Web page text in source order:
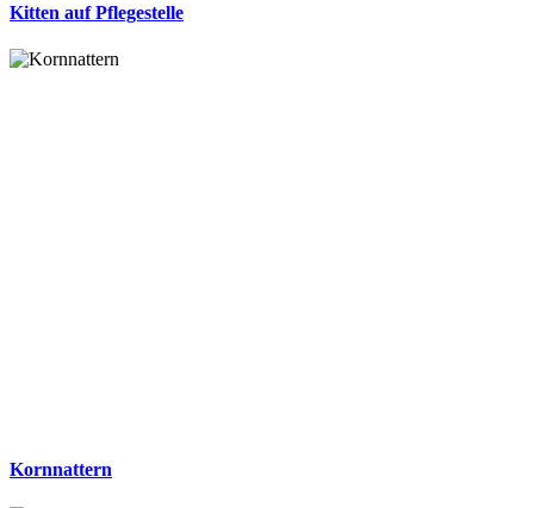
Kitten auf Pflegestelle
Kornnattern